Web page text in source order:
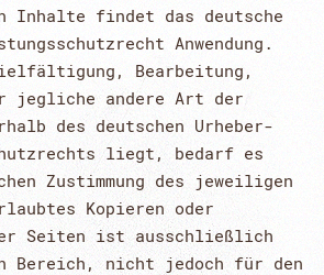
Inhalte findet das deutsche
Anwendung.
Bearbeitung,
jegliche andere Art der
des deutschen Urheber-
liegt, bedarf es
Zustimmung des jeweiligen
Kopieren oder
Seiten ist ausschließlich
Bereich, nicht jedoch für den